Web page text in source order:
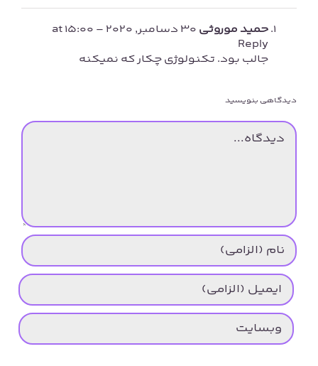
حمید موروثی
-
Reply
جالب بود. تکنولوژی چکار که نمیکنه
دیدگاهی بنویسید
دیدگاه